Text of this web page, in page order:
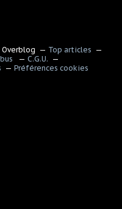
Top articles
C.G.U.
Préférences cookies